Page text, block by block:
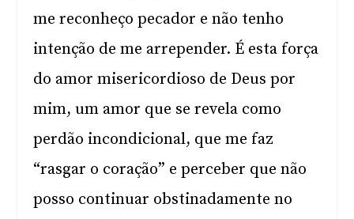
me reconheço pecador e não tenho
intenção de me arrepender. É esta força
do amor misericordioso de Deus por
mim, um amor que se revela como
perdão incondicional, que me faz
“rasgar o coração” e perceber que não
posso continuar obstinadamente no